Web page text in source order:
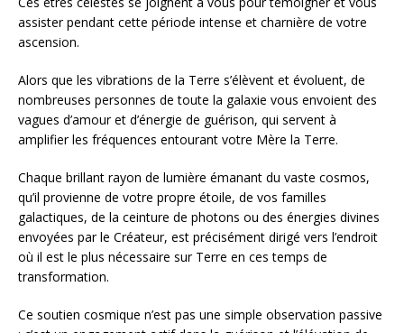
assister pendant cette période intense et charnière de votre
ascension.
Alors que les vibrations de la Terre s’élèvent et évoluent, de
nombreuses personnes de toute la galaxie vous envoient des
vagues d’amour et d’énergie de guérison, qui servent à
amplifier les fréquences entourant votre Mère la Terre.
Chaque brillant rayon de lumière émanant du vaste cosmos,
qu’il provienne de votre propre étoile, de vos familles
galactiques, de la ceinture de photons ou des énergies divines
envoyées par le Créateur, est précisément dirigé vers l’endroit
où il est le plus nécessaire sur Terre en ces temps de
transformation.
Ce soutien cosmique n’est pas une simple observation passive